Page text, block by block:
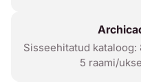
Sisseehitatud
5 raami/